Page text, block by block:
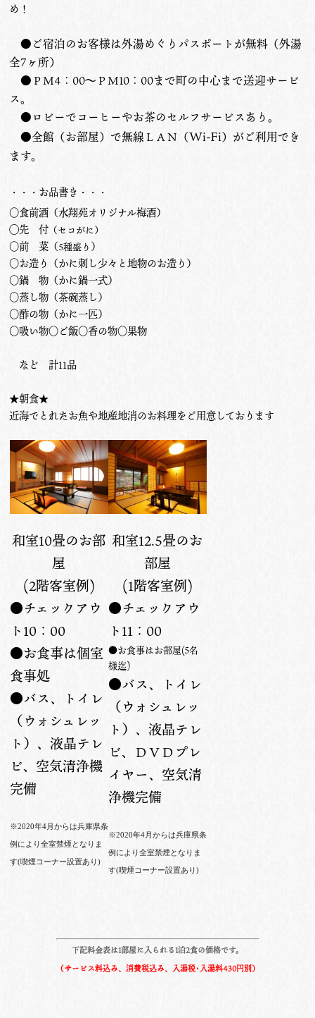
め！
●ご宿泊のお客様は外湯めぐりパスポートが無料（外湯
全7ヶ所）
●ＰＭ4：00〜ＰＭ10：00まで町の中心まで送迎サービ
ス。
●ロビーでコーヒーやお茶のセルフサービスあり。
●全館（お部屋）で無線ＬＡＮ（Wi-Fi）がご利用でき
ます。
・・・お品書き・・・
○食前酒（水翔苑オリジナル梅酒）
◯先 付 （セコがに）
○前 菜（5種盛り ）
○お造り（かに刺し少々と地物のお造り）
○鍋 物（かに鍋一式）
○蒸し物（茶碗蒸し）
○酢の物（かに一匹）
○吸い物○ご飯○香の物○果物
など 計11品
★朝食★
近海でとれたお魚や地産地消のお料理をご用意しております
和室10畳のお部
屋
(2階客室例)
●チェックアウ
ト10：00
●お食事は個室
食事処
●バス、トイレ
（ウォシュレッ
ト）、液晶テレ
ビ、空気清浄機
完備
※2020年4月からは兵庫県条
例により全室禁煙となりま
す(喫煙コーナー設置あり)
和室12.5畳のお
部屋
(1階客室例)
●チェックアウ
ト11：00
●お食事はお部屋(5名
様迄)
●バス、トイレ
（ウォシュレッ
ト）、液晶テレ
ビ、ＤＶＤプレ
イヤー、空気清
浄機完備
※2020年4月からは兵庫県条
例により全室禁煙となりま
す(喫煙コーナー設置あり)
下記料金表は1部屋に入られる1泊2食の価格です。
（サービス料込み、消費税込み、入湯税･入湯料430円別）